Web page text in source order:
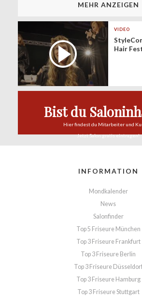
MEHR ANZEIGEN
VIDEO
Hair
Bist du
Hier findest du Mitarbeiter und
Jetzt Salongratis eintragen!
INFORMATION
Mondkalender
News
Salonfinder
Top 5 Friseure München
Top 3 Friseure Frankfurt
Top 3 Friseure Berlin
Top 3 Friseure
Top 3 Friseure Hamburg
Top 3 Friseure Stuttgart